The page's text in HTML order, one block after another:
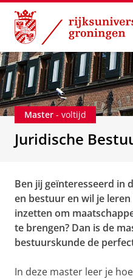
Skip
Content
Skip
Navigation
Onderwijs
Master - voltijd
Juridische
Ben jij geïnteresseerd in
en bestuur en wil je
inzetten om
te brengen? Dan is de
bestuurskunde de
In deze master leer je